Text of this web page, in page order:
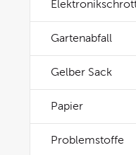
Gartenabfall
Gelber Sack
Papier
Problemstoffe